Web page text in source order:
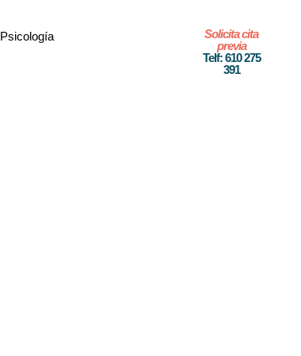
Psicología
Solicita cita
previa
Telf: 610 275
391